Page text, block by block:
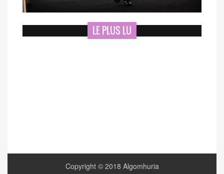
LE PLUS LU
Copyright © 2018 Algomhuria